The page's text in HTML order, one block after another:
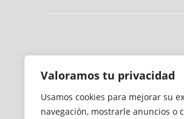
Valoramos tu privacidad
Usamos cookies para mejorar su
navegación, mostrarle anuncios o